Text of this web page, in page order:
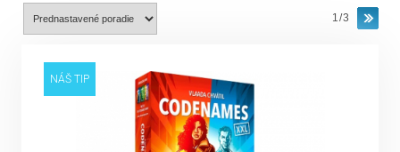
1/3
NÁŠ TIP